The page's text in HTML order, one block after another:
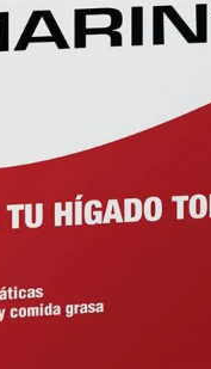
isdin
pañales